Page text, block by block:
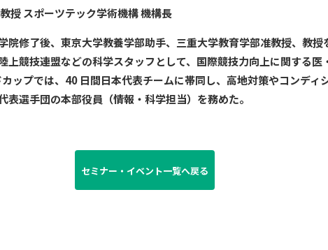
授 スポーツテック学術機構 機構長
院修了後、東京大学教養学部助手、三重大学教育学部准教授、教
上競技連盟などの科学スタッフとして、国際競技力向上に関する医
ップでは、40 日間日本代表チームに帯同し、高地対策やコンディ
表選手団の本部役員（情報・科学担当）を務めた。
セミナー・イベント一覧へ戻る